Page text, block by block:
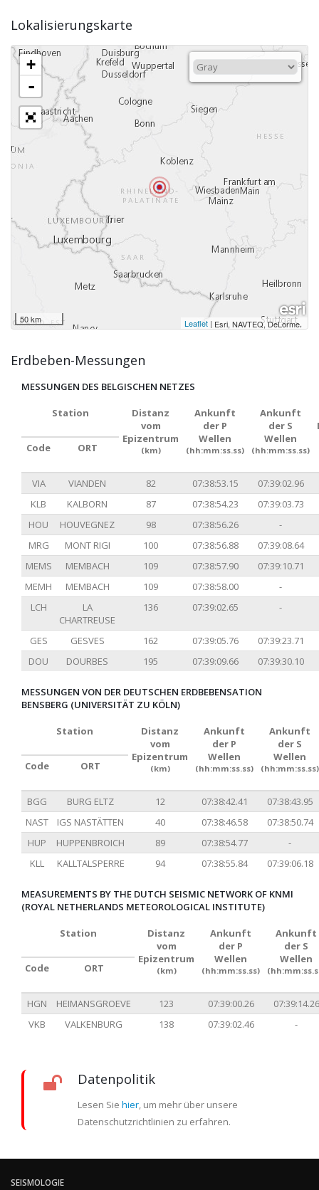
Lokalisierungskarte
+
-
50 km Leaflet | Esri, NAVTEQ, DeLorme,
Erdbeben-Messungen
MESSUNGEN DES BELGISCHEN NETZES
Station
Distanz
vom
Epizentrum
(km)
Ankunft
der P
Wellen
(hh:mm:ss.ss)
Ankunft
der S
Wellen
(hh:mm:ss.ss)
Code
ORT
VIA VIANDEN 82 07:38:53.15
07:39:02.96
KLB
KALBORN 87 07:38:54.23
07:39:03.73
HOU
HOUVEGNEZ 98 07:38:56.26
-
MRG
MONT RIGI 100 07:38:56.88
07:39:08.64
MEMS
MEMBACH 109 07:38:57.90
07:39:10.71
MEMH
MEMBACH 109 07:38:58.00
-
LCH
LA
CHARTREUSE
136 07:39:02.65 -
GES GESVES 162 07:39:05.76
07:39:23.71
DOU
DOURBES 195 07:39:09.66 07:39:30.10
MESSUNGEN VON DER DEUTSCHEN ERDBEBENSATION
BENSBERG (UNIVERSITÄT ZU KÖLN)
Station
Distanz
vom
Epizentrum
(km)
Ankunft
der P
Wellen
(hh:mm:ss.ss)
Ankunft
der S
Wellen
(hh:mm:ss.ss)
Code ORT
BGG BURG ELTZ 12 07:38:42.41
07:38:43.95
NAST
IGS NASTÄTTEN 40 07:38:46.58
07:38:50.74
HUP
HUPPENBROICH 89 07:38:54.77
-
KLL
KALLTALSPERRE 94 07:38:55.84 07:39:06.18
MEASUREMENTS BY THE DUTCH SEISMIC NETWORK OF KNMI
(ROYAL NETHERLANDS METEOROLOGICAL INSTITUTE)
Station
Distanz
vom
Epizentrum
(km)
Ankunft
der P
Wellen
(hh:mm:ss.ss)
Ankunft
der S
Wellen
Code ORT
HGN HEIMANSGROEVE 123 07:39:00.26
07:39:14.26
VKB
VALKENBURG 138 07:39:02.46 -
Datenpolitik
Lesen Sie hier, um mehr über unsere
Datenschutzrichtlinien zu erfahren.
SEISMOLOGIE